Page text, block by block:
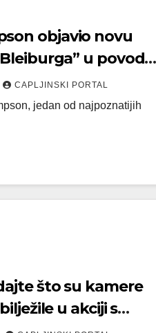
objavio novu
u povodu
tragedije
CAPLJINSKI PORTAL
jedan od najpoznatijih
što su kamere